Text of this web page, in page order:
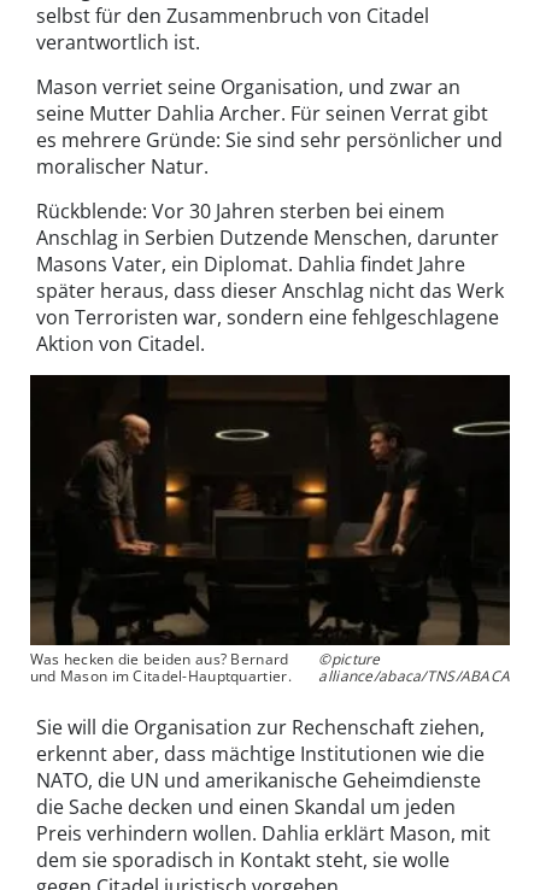
selbst für den Zusammenbruch von Citadel
verantwortlich ist.
Mason verriet seine Organisation, und zwar an
seine Mutter Dahlia Archer. Für seinen Verrat gibt
es mehrere Gründe: Sie sind sehr persönlicher und
moralischer Natur.
Rückblende: Vor 30 Jahren sterben bei einem
Anschlag in Serbien Dutzende Menschen, darunter
Masons Vater, ein Diplomat. Dahlia findet Jahre
später heraus, dass dieser Anschlag nicht das Werk
von Terroristen war, sondern eine fehlgeschlagene
Aktion von Citadel.
Was hecken die beiden aus? Bernard
und Mason im Citadel-Hauptquartier.
©picture
alliance/abaca/TNS/ABACA
Sie will die Organisation zur Rechenschaft ziehen,
erkennt aber, dass mächtige Institutionen wie die
NATO, die UN und amerikanische Geheimdienste
die Sache decken und einen Skandal um jeden
Preis verhindern wollen. Dahlia erklärt Mason, mit
dem sie sporadisch in Kontakt steht, sie wolle